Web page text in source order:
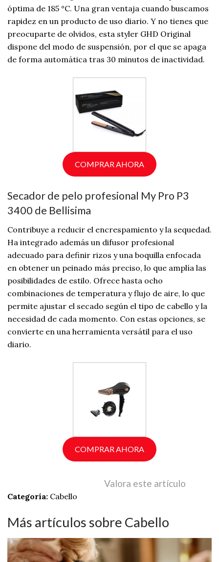
óptima de 185 °C. Una gran ventaja cuando buscamos
rapidez en un producto de uso diario. Y no tienes que
preocuparte de olvidos, esta styler GHD Original
dispone del modo de suspensión, por el que se apaga
de forma automática tras 30 minutos de inactividad.
COMPRAR AHORA
Secador de pelo profesional My Pro P3
3400 de Bellisima
Contribuye a reducir el encrespamiento y la sequedad.
Ha integrado además un difusor profesional
adecuado para definir rizos y una boquilla enfocada
en obtener un peinado más preciso, lo que amplía las
posibilidades de estilo. Ofrece hasta ocho
combinaciones de temperatura y flujo de aire, lo que
permite ajustar el secado según el tipo de cabello y la
necesidad de cada momento. Con estas opciones, se
convierte en una herramienta versátil para el uso
diario.
COMPRAR AHORA
Valora este artículo
Categoría: Cabello
Más artículos sobre Cabello